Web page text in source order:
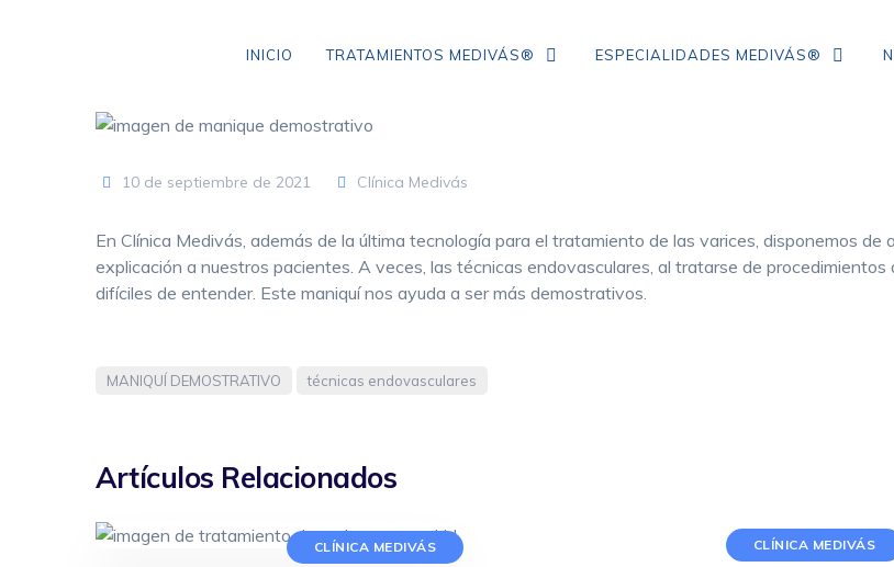
INICIO TRATAMIENTOS MEDIVÁS®
VARICES SIN CIRUGÍA
ANEURISMA DE AORTA
CLAUDICACIÓN INTERMITENTE
ENFERMEDAD TROMBOEMBÓLICA
ARAÑAS VASCULARES
IPL
REJUVENECIMIENTO
FRACCIONADO NO
ESPECIALIDADES MEDIVÁS®
10 de septiembre de 2021 Clínica Medivás
En Clínica Medivás, además de la última tecnología para el tratamiento de las varices, disponemos
explicación a nuestros pacientes. A veces, las técnicas endovasculares, al tratarse de
difíciles de entender. Este maniquí nos ayuda a ser más demostrativos.
MANIQUÍ DEMOSTRATIVO técnicas endovasculares
Artículos Relacionados
CLÍNICA MEDIVÁS CLÍNICA MEDIVÁS